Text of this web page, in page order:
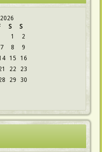
S S
1
2
7 8
9
15
16
22
23
29
30